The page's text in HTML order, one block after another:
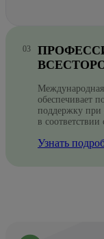
обеспечивает
поддержку
в
Узнать